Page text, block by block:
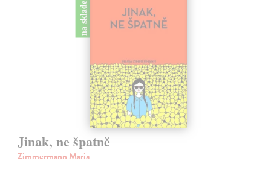
na sklade
Jinak, ne špatně
Zimmermann Maria